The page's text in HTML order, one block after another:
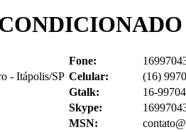
- Itápolis/SP
Fone:
Celular:
(16)
Gtalk:
16-
Skype:
MSN: